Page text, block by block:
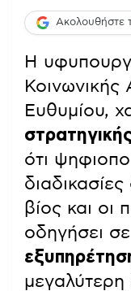
Ακολουθήστε
Η
Ευθυμίου,
ότι
βίος και οι
οδηγήσει σε
μεγαλύτερη